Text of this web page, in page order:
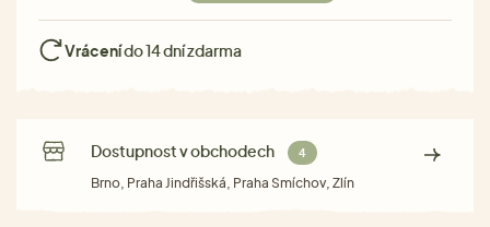
Vrácenído 14 dní zdarma
Dostupnost v obchodech 4
Brno, Praha Jindřišská, Praha Smíchov, Zlín